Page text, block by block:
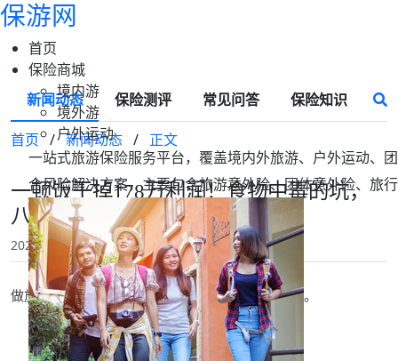
保游网
首页
保险商城
境内游
境外游
户外运动
一站式旅游保险服务平台，覆盖境内外旅游、户外运动、
合风险解决方案，主要包含旅游意外险、团体意外险、旅
新闻动态 保险测评 常见问答 保险知识
首页 / 新闻动态 / 正文
一顿饭干掉178万利润！食物中毒的坑，
八成旅行社都踩过！
2025-11-13 19:56 保游网
做旅游团不易，但毁掉一个旅行 社，一顿饭就够了。